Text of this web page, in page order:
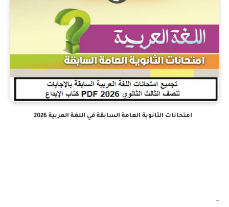
امتحانات الثانوية العامة السابقة في اللغة العربية 2026